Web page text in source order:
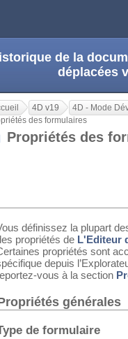
de la
déplacées
4D v19
4D - Mode
des formulaires
Propriétés des
définissez la plupart
propriétés de L'Editeur
propriétés sont
depuis
vous à la section
générales
de formulaire